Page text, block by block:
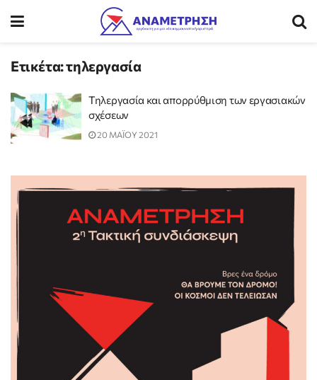
Ετικέτα:τηλεργασία
Τηλεργασία και απορρύθμιση των εργασιακών
σχέσεων
20 ΜΑΪΟΥ 2021